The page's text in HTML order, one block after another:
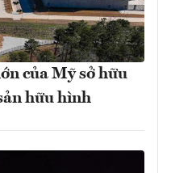
của Mỹ sở hữu
hữu hình